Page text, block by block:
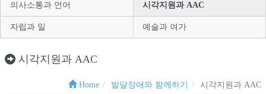
의사소통과 언어 시각지원과 AAC
자립과 일 예술과 여가
시각지원과 AAC
Home 발달장애와 함께하기 시각지원과 AAC